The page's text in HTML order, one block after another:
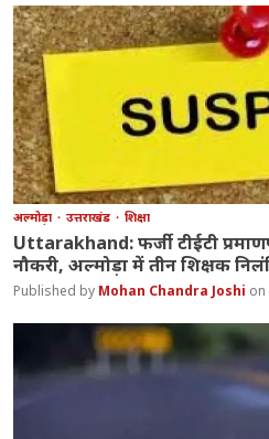
अल्मोड़ा उत्तराखंड शिक्षा
Uttarakhand: फर्जी टीईटी
नौकरी, अल्मोड़ा में तीन शिक्षक
Mohan Chandra Joshi